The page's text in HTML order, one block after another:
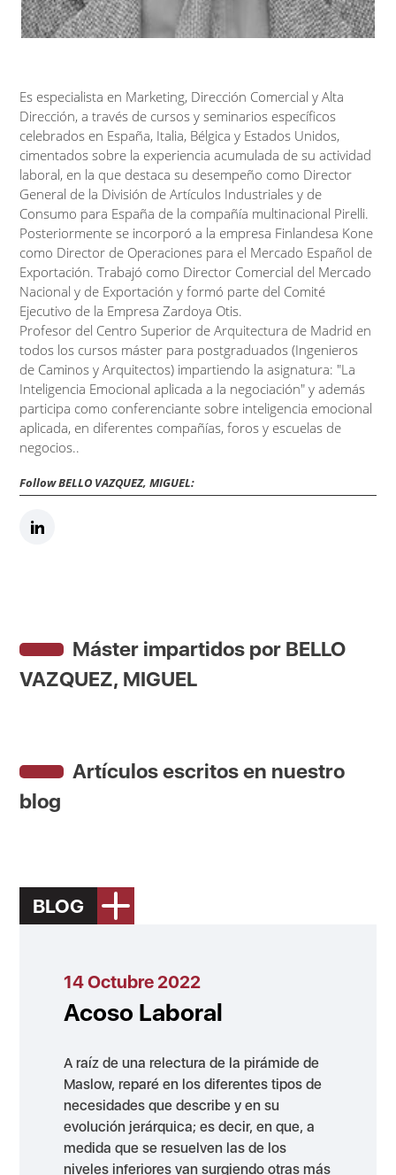
Es especialista en Marketing, Dirección Comercial y Alta
Dirección, a través de cursos y seminarios específicos
celebrados en España, Italia, Bélgica y Estados Unidos,
cimentados sobre la experiencia acumulada de su actividad
laboral, en la que destaca su desempeño como Director
General de la División de Artículos Industriales y de
Consumo para España de la compañía multinacional Pirelli.
Posteriormente se incorporó a la empresa Finlandesa Kone
como Director de Operaciones para el Mercado Español de
Exportación. Trabajó como Director Comercial del Mercado
Nacional y de Exportación y formó parte del Comité
Ejecutivo de la Empresa Zardoya Otis.
Profesor del Centro Superior de Arquitectura de Madrid en
todos los cursos máster para postgraduados (Ingenieros
de Caminos y Arquitectos) impartiendo la asignatura: "La
Inteligencia Emocional aplicada a la negociación" y además
participa como conferenciante sobre inteligencia emocional
aplicada, en diferentes compañías, foros y escuelas de
negocios..
Follow BELLO VAZQUEZ, MIGUEL:
Máster impartidos por BELLO
VAZQUEZ, MIGUEL
Artículos escritos en nuestro
blog
BLOG
14 Octubre 2022
Acoso Laboral
A raíz de una relectura de la pirámide de
Maslow, reparé en los diferentes tipos de
necesidades que describe y en su
evolución jerárquica; es decir, en que, a
medida que se resuelven las de los
niveles inferiores van surgiendo otras más